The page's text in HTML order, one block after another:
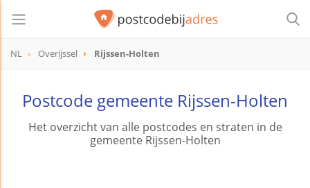
NL Overijssel Rijssen-Holten
Postcode gemeente Rijssen-Holten
Het overzicht van alle postcodes en straten in de
gemeente Rijssen-Holten